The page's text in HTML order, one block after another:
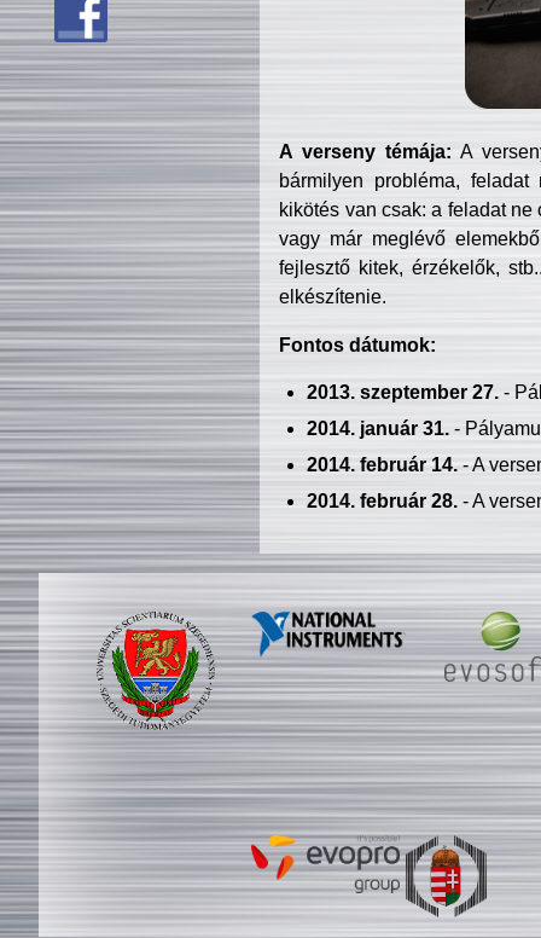
A verseny témája: A
bármilyen probléma, feladat
kikötés van csak: a feladat
vagy már meglévő
fejlesztő kitek, érzékelők,
elkészítenie.
Fontos dátumok:
2013. szeptember 27.-
2014. január 31.-
2014. február 14.- A
2014. február 28.- A